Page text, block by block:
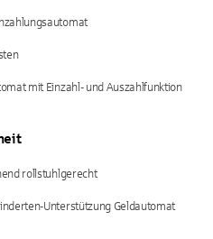
mit Einzahl- und Auszahlfunktion
rollstuhlgerecht
Unterstützung Geldautomat